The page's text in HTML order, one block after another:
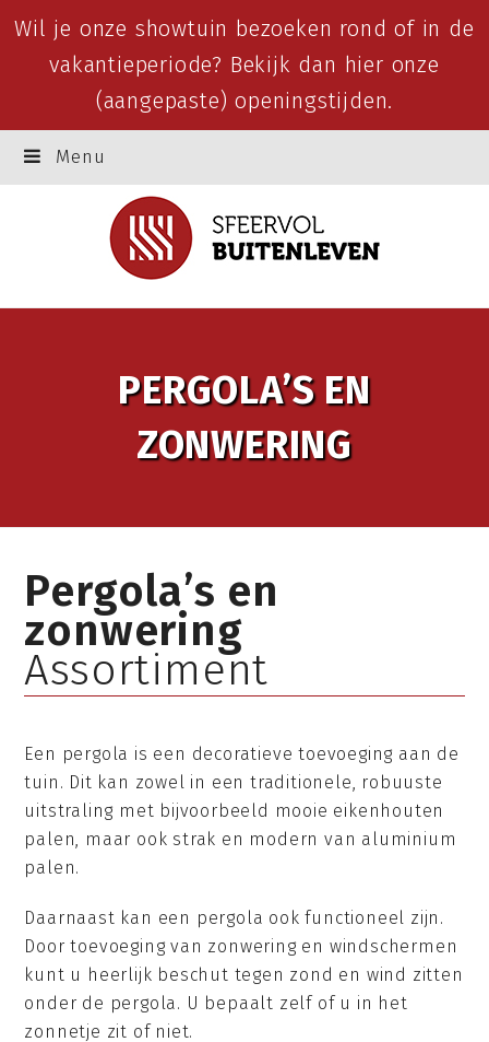
Wil je onze showtuin bezoeken rond of in de
vakantieperiode? Bekijk dan hier onze
(aangepaste) openingstijden.
Menu
PERGOLA’S EN
ZONWERING
Pergola’s en
zonwering
Assortiment
Een pergola is een decoratieve toevoeging aan de
tuin. Dit kan zowel in een traditionele, robuuste
uitstraling met bijvoorbeeld mooie eikenhouten
palen, maar ook strak en modern van aluminium
palen.
Daarnaast kan een pergola ook functioneel zijn.
Door toevoeging van zonwering en windschermen
kunt u heerlijk beschut tegen zond en wind zitten
onder de pergola. U bepaalt zelf of u in het
zonnetje zit of niet.